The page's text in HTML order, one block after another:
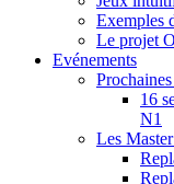
Exemples
Le projet
Evénements
16
N1
Les